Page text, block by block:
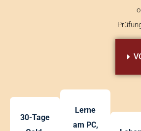
30-Tage
Lerne
am PC,